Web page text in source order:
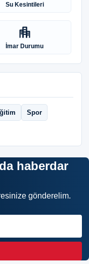
Su Kesintileri
İmar Durumu
Spor
haberdar
gönderelim.